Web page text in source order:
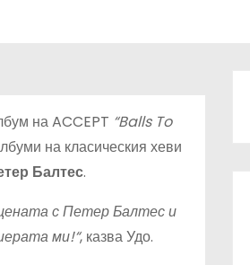
на ACCEPT “Balls To
на класическия хеви
Балтес.
с Петер Балтес и
ми!“, казва Удо.